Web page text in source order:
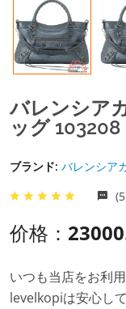
バレンシア
ッグ 103208
ブランド: バレンシア
价格：
いつも当店をお利
levelkopiは安心し